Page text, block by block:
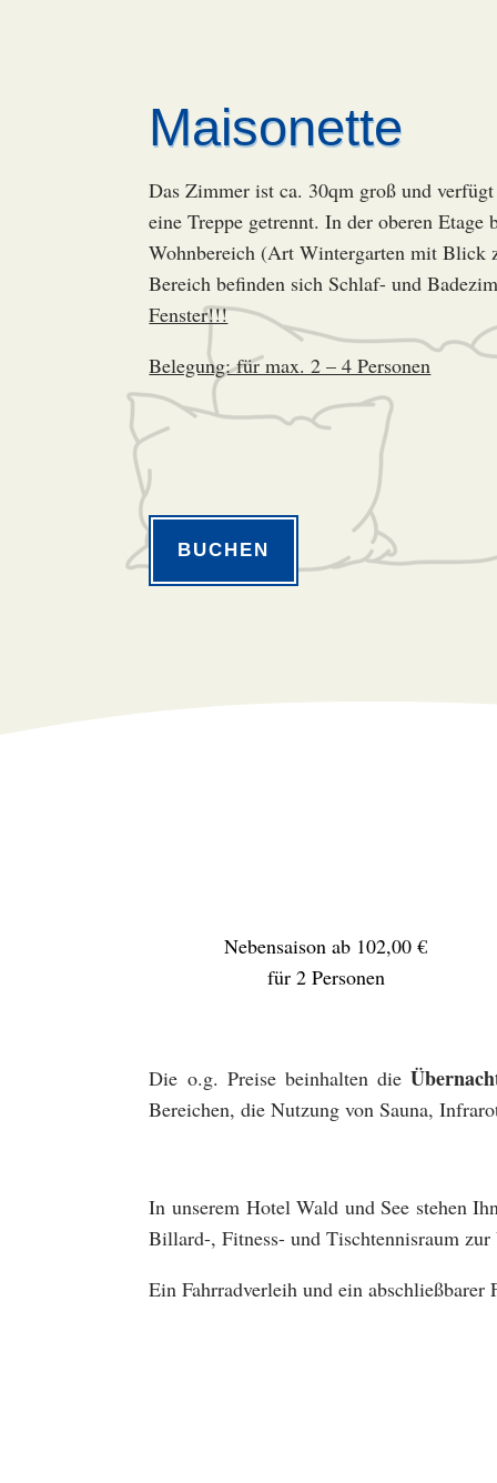
Maisonette
Das Zimmer ist ca. 30qm groß und
eine Treppe getrennt. In der oberen Etage
Wohnbereich (Art Wintergarten mit Blick
Bereich befinden sich Schlaf- und
Fenster!!!
Belegung: für max. 2 – 4 Personen
BUCHEN
Nebensaison ab 102,00 €
für 2 Personen
Die o.g. Preise beinhalten die
Bereichen, die Nutzung von Sauna,
In unserem Hotel Wald und See stehen
Billard-, Fitness- und Tischtennisraum
Ein Fahrradverleih und ein abschließbarer